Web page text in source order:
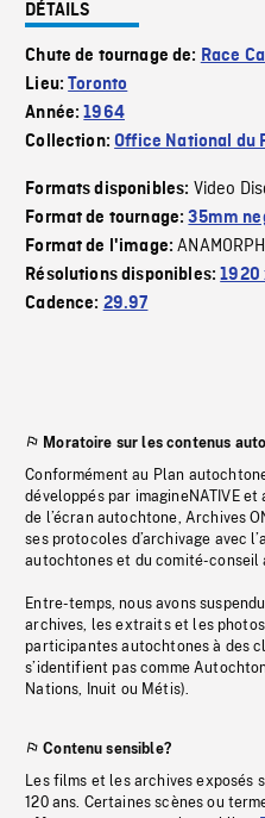
DÉTAILS
Chute de tournage de: Race
Lieu:Toronto
Année:1964
Collection:Office National du
Formats disponibles: Video
Format de tournage:35mm
Format de l'image:
Résolutions disponibles:1920
Cadence: 29.97
Moratoire sur les contenus
Conformément au Plan
développés par imagineNATIVE
de l’écran autochtone, Archives
ses protocoles d’archivage avec
autochtones et du comité-conseil
Entre-temps, nous avons
archives, les extraits et les
participantes autochtones à des
s’identifient pas comme
Nations, Inuit ou Métis).
Contenu sensible?
Les films et les archives exposés
120 ans. Certaines scènes ou